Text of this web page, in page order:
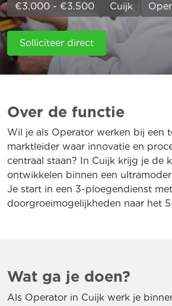
€3.000 - €3.500 Cuijk
Solliciteer direct
Over de functie
Wil je als Operator werken bij een
marktleider waar innovatie en
centraal staan? In Cuijk krijg je de
ontwikkelen binnen een
Je start in een 3-ploegendienst
doorgroeimogelijkheden naar het
Wat ga je doen?
Als Operator in Cuijk werk je